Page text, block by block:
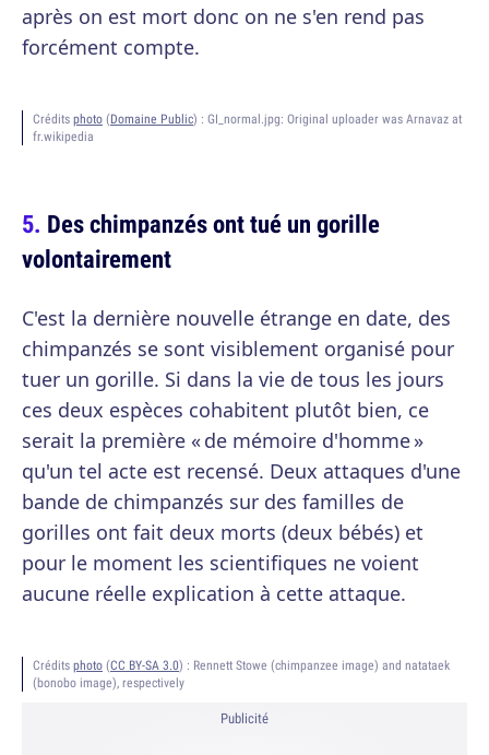
après on est mort donc on ne s'en rend pas
forcément compte.
Crédits photo (Domaine Public) : GI_normal.jpg: Original uploader was Arnavaz at
fr.wikipedia
Des chimpanzés ont tué un gorille
volontairement
C'est la dernière nouvelle étrange en date, des
chimpanzés se sont visiblement organisé pour
tuer un gorille. Si dans la vie de tous les jours
ces deux espèces cohabitent plutôt bien, ce
serait la première « de mémoire d'homme »
qu'un tel acte est recensé. Deux attaques d'une
bande de chimpanzés sur des familles de
gorilles ont fait deux morts (deux bébés) et
pour le moment les scientifiques ne voient
aucune réelle explication à cette attaque.
Crédits photo (CC BY-SA 3.0) : Rennett Stowe (chimpanzee image) and natataek
(bonobo image), respectively
Publicité